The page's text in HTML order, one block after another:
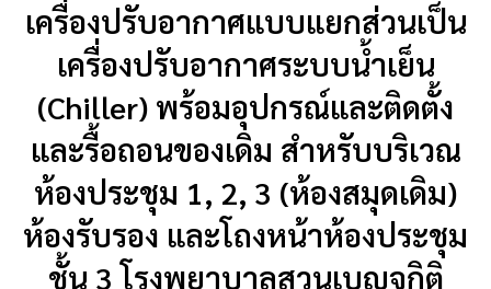
เครื่องปรับอากาศแบบแยกส่วนเป็น
เครื่องปรับอากาศระบบน้ำเย็น
(Chiller) พร้อมอุปกรณ์และติดตั้ง
และรื้อถอนของเดิม สำหรับบริเวณ
ห้องประชุม 1, 2, 3 (ห้องสมุดเดิม)
ห้องรับรอง และโถงหน้าห้องประชุม
ชั้น 3 โรงพยาบาลสวนเบญจกิติ